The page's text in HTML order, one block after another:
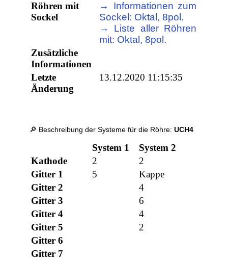
Röhren mit
Sockel
→ Informationen zum
Sockel: Oktal, 8pol.
→ Liste aller Röhren
mit: Oktal, 8pol.
Zusätzliche
Informationen
Letzte
Änderung
13.12.2020 11:15:35
🔎 Beschreibung der Systeme für die Röhre:UCH4
System 1
System 2
Kathode
2
2
Gitter 1
5
Kappe
Gitter 2
4
Gitter 3
6
Gitter 4
4
Gitter 5
2
Gitter 6
Gitter 7